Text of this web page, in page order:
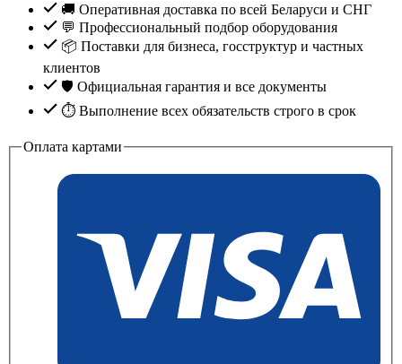
🚚 Оперативная доставка по всей Беларуси и СНГ
💬 Профессиональный подбор оборудования
📦 Поставки для бизнеса, госструктур и частных
клиентов
🛡️ Официальная гарантия и все документы
⏱ Выполнение всех обязательств строго в срок
Оплата картами